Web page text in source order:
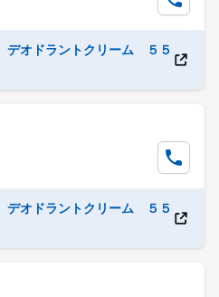
オドラントクリーム ５５
オドラントクリーム ５５